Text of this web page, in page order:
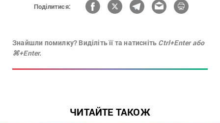
Поділитися:
Знайшли помилку? Виділіть її та натисніть Ctrl+Enter або
⌘+Enter.
ЧИТАЙТЕ ТАКОЖ